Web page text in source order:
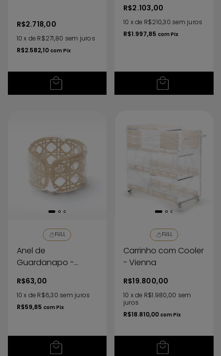
R$2.718,00
10 x de R$271,80 sem juros
R$2.582,10 com Pix
R$2.103,00
10 xde R$210,30 sem juros
R$1.997,85 com Pix
FULL
Anel de
Guardanapo -
R$63,00
10 x de R$6,30 sem juros
R$59,85 com Pix
FULL
Carrinho com Cooler
- Vienna
R$19.800,00
10 xde R$1.980,00 sem
juros
R$18.810,00 com Pix